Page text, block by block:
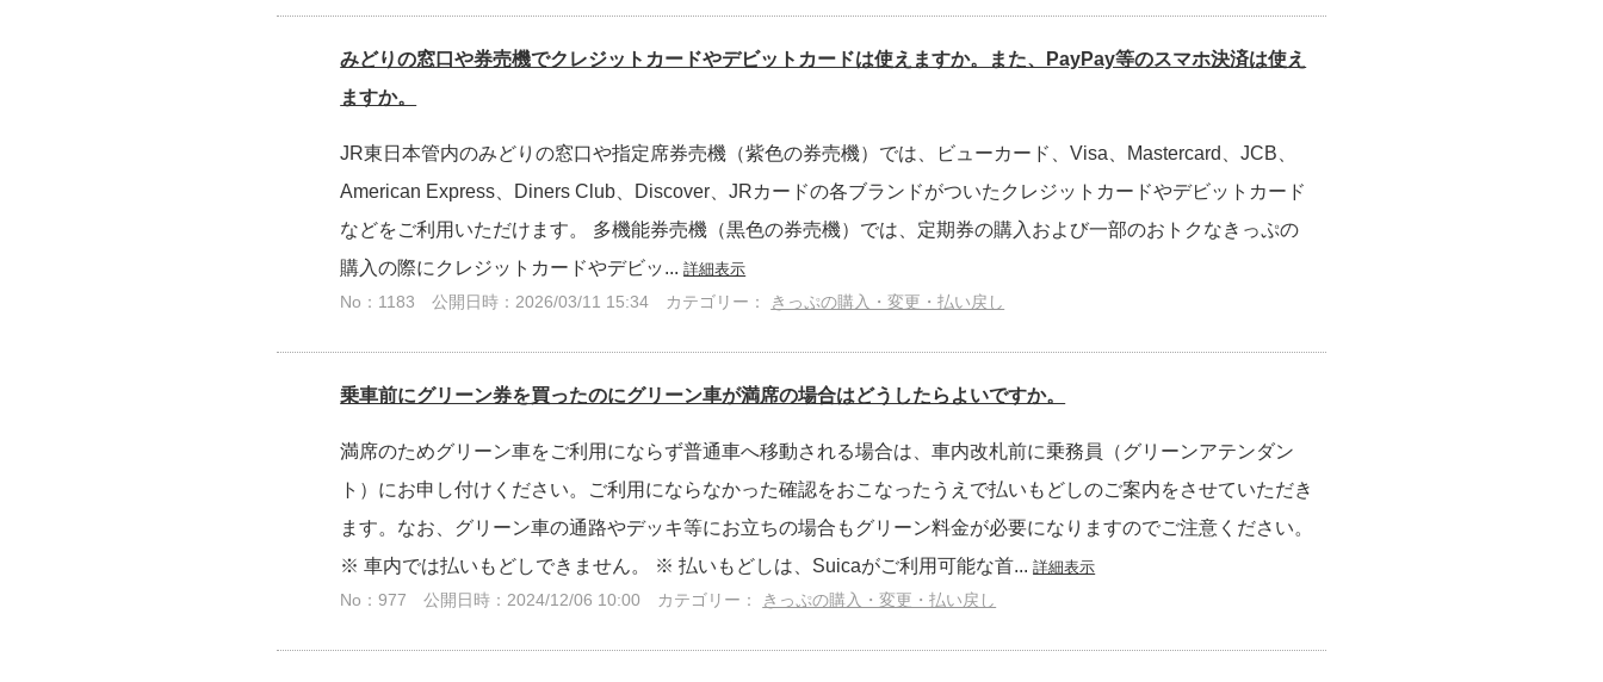
みどりの窓口や券売機でクレジットカードやデビットカードは使えますか。また、PayPay等のスマホ決済は使え
ますか。
JR東日本管内のみどりの窓口や指定席券売機（紫色の券売機）では、ビューカード、Visa、Mastercard、JCB、
American Express、Diners Club、Discover、JRカードの各ブランドがついたクレジットカードやデビットカード
などをご利用いただけます。 多機能券売機（黒色の券売機）では、定期券の購入および一部のおトクなきっぷの
購入の際にクレジットカードやデビッ...詳細表示
No：1183 公開日時：2026/03/11 15:34 カテゴリー： きっぷの購入・変更・払い戻し
乗車前にグリーン券を買ったのにグリーン車が満席の場合はどうしたらよいですか。
満席のためグリーン車をご利用にならず普通車へ移動される場合は、車内改札前に乗務員（グリーンアテンダン
ト）にお申し付けください。ご利用にならなかった確認をおこなったうえで払いもどしのご案内をさせていただき
ます。なお、グリーン車の通路やデッキ等にお立ちの場合もグリーン料金が必要になりますのでご注意ください。
※ 車内では払いもどしできません。 ※ 払いもどしは、Suicaがご利用可能な首...詳細表示
No：977 公開日時：2024/12/06 10:00 カテゴリー： きっぷの購入・変更・払い戻し